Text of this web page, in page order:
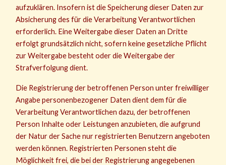
aufzuklären. Insofern ist die Speicherung dieser Daten zur
Absicherung des für die Verarbeitung Verantwortlichen
erforderlich. Eine Weitergabe dieser Daten an Dritte
erfolgt grundsätzlich nicht, sofern keine gesetzliche Pflicht
zur Weitergabe besteht oder die Weitergabe der
Strafverfolgung dient.
Die Registrierung der betroffenen Person unter freiwilliger
Angabe personenbezogener Daten dient dem für die
Verarbeitung Verantwortlichen dazu, der betroffenen
Person Inhalte oder Leistungen anzubieten, die aufgrund
der Natur der Sache nur registrierten Benutzern angeboten
werden können. Registrierten Personen steht die
Möglichkeit frei, die bei der Registrierung angegebenen